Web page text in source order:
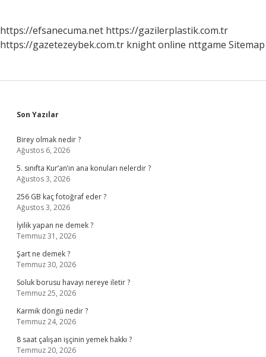
https://efsanecuma.net https://gazilerplastik.com.tr
https://gazetezeybek.com.tr knight online nttgame Sitemap
Sidebar
Son Yazılar
Birey olmak nedir ?
Ağustos 6, 2026
5. sınıfta Kur’an’ın ana konuları nelerdir ?
Ağustos 3, 2026
256 GB kaç fotoğraf eder ?
Ağustos 3, 2026
İyilik yapan ne demek ?
Temmuz 31, 2026
Şart ne demek ?
Temmuz 30, 2026
Soluk borusu havayı nereye iletir ?
Temmuz 25, 2026
Karmik döngü nedir ?
Temmuz 24, 2026
8 saat çalışan işçinin yemek hakkı ?
Temmuz 20, 2026